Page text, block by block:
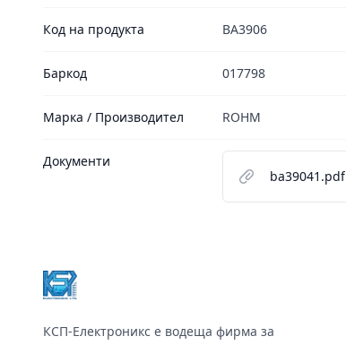
Код на продукта BA3906
Баркод 017798
Марка / Производител ROHM
Документи
ba39041.pdf
КСП-Електроникс е водеща фирма за